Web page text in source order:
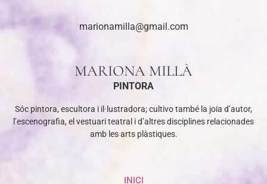
marionamilla@gmail.com
MARIONA MILLÀ
PINTORA
Sóc pintora, escultora i il·lustradora; cultivo també la joia d’autor,
l’escenografia, el vestuari teatral i d’altres disciplines relacionades
amb les arts plàstiques.
INICI